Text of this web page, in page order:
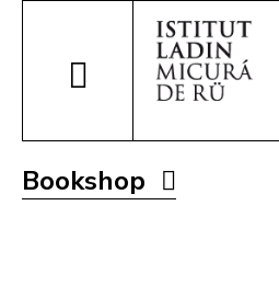
Bookshop